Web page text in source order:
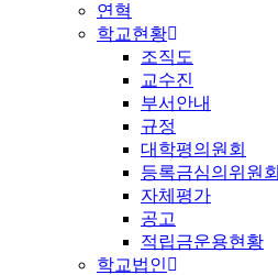
연혁
학교현황
조직도
교수진
부서안내
규정
대학평의원회
등록금심의위원회
자체평가
공고
적립금운용현황
학교법인